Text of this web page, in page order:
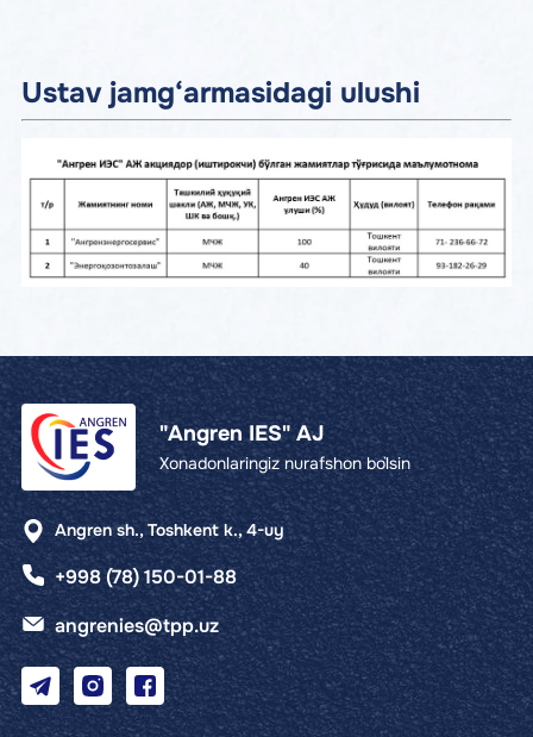
Ustav jamg‘armasidagi ulushi
"Angren IES" AJ
Xonadonlaringiz nurafshon bo`lsin
Angren sh., Toshkent k., 4-uy
+998 (78) 150-01-88
angrenies@tpp.uz